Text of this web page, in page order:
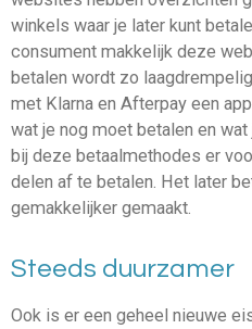
winkels waar je later kunt
consument makkelijk deze
betalen wordt zo
met Klarna en Afterpay een
wat je nog moet betalen en
bij deze betaalmethodes er
delen af te betalen. Het later
gemakkelijker gemaakt.
Steeds duurzamer
Ook is er een geheel nieuwe